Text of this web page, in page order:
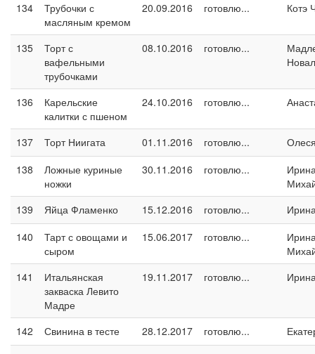
134
Трубочки с
масляным кремом
20.09.2016 готовлю... Котэ
135
Торт с
вафельными
трубочками
08.10.2016 готовлю...
136
Карельские
калитки с пшеном
24.10.2016 готовлю...
137 Торт Ниигата 01.11.2016 готовлю...
138
Ложные куриные
ножки
30.11.2016 готовлю...
139
Яйца Фламенко 15.12.2016 готовлю...
140
Тарт с овощами и
сыром
15.06.2017 готовлю...
141
Итальянская
закваска Левито
Мадре
19.11.2017 готовлю...
142 Свинина в тесте 28.12.2017 готовлю...